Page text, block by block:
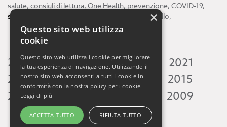
salute, consigli di lettura, One Health, prevenzione, COVID-19,
scienza cervello,
2026 2025 2024 2023 2022
2021
2020 2019 2018 2017 2016
2015
2014 2013 2009
×
Questo sito web utilizza
cookie
Questo sito web utilizza i cookie per migliorare
la tua esperienza di navigazione. Utilizzando il
nostro sito web acconsenti a tutti i cookie in
conformità con la nostra policy per i cookie.
Leggi di più
ACCETTA TUTTO RIFIUTA TUTTO